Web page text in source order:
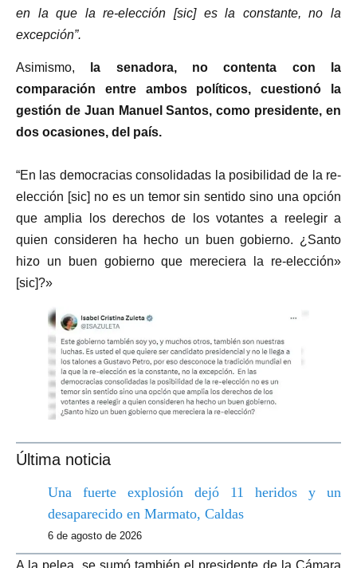
en la que la re-elección [sic] es la constante, no la
excepción”.
Asimismo, la senadora, no contenta con la
comparación entre ambos políticos, cuestionó la
gestión de Juan Manuel Santos, como presidente, en
dos ocasiones, del país.
“En las democracias consolidadas la posibilidad de la re-
elección [sic] no es un temor sin sentido sino una opción
que amplia los derechos de los votantes a reelegir a
quien consideren ha hecho un buen gobierno. ¿Santo
hizo un buen gobierno que mereciera la re-elección»
[sic]?»
Última noticia
Una fuerte explosión dejó 11 heridos y un
desaparecido en Marmato, Caldas
6 de agosto de 2026
A la pelea, se sumó también el presidente de la Cámara